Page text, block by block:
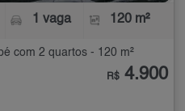
1 vaga 120 m²
com 2 quartos - 120 m²
R$ 4.900